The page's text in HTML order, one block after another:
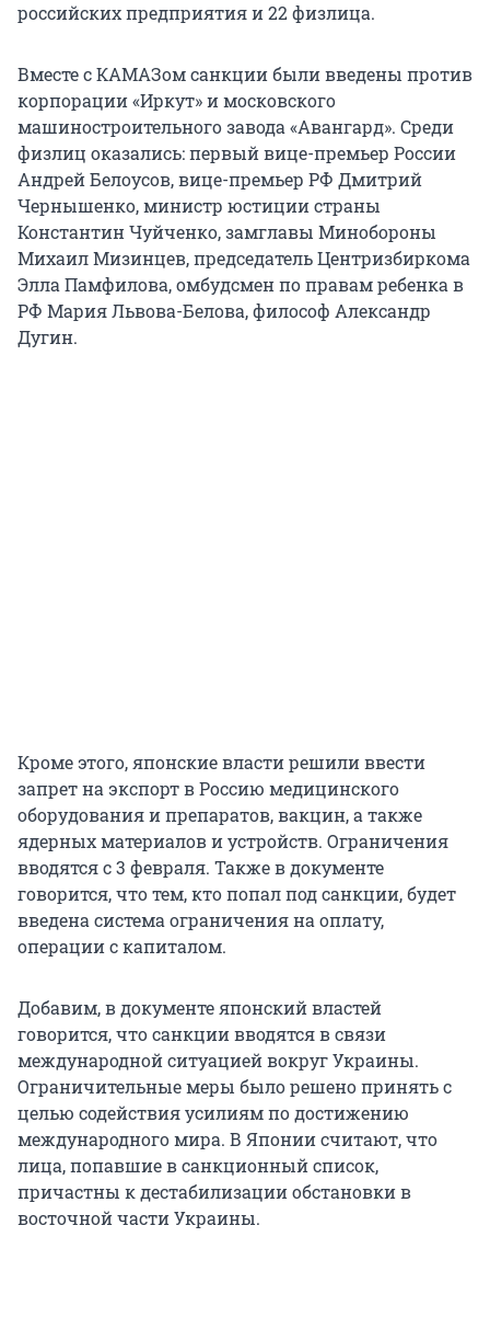
российских предприятия и 22 физлица.
Вместе с КАМАЗом санкции были введены против
корпорации «Иркут» и московского
машиностроительного завода «Авангард». Среди
физлиц оказались: первый вице-премьер России
Андрей Белоусов, вице-премьер РФ Дмитрий
Чернышенко, министр юстиции страны
Константин Чуйченко, замглавы Минобороны
Михаил Мизинцев, председатель Центризбиркома
Элла Памфилова, омбудсмен по правам ребенка в
РФ Мария Львова-Белова, философ Александр
Дугин.
Кроме этого, японские власти решили ввести
запрет на экспорт в Россию медицинского
оборудования и препаратов, вакцин, а также
ядерных материалов и устройств. Ограничения
вводятся с 3 февраля. Также в документе
говорится, что тем, кто попал под санкции, будет
введена система ограничения на оплату,
операции с капиталом.
Добавим, в документе японский властей
говорится, что санкции вводятся в связи
международной ситуацией вокруг Украины.
Ограничительные меры было решено принять с
целью содействия усилиям по достижению
международного мира. В Японии считают, что
лица, попавшие в санкционный список,
причастны к дестабилизации обстановки в
восточной части Украины.